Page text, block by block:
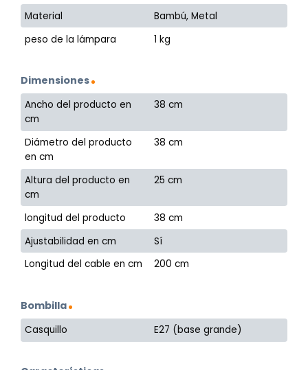
Material
Bambú, Metal
peso de la lámpara
1 kg
Dimensiones
Ancho del producto en
cm
38 cm
Diámetro del producto
en cm
38 cm
Altura del producto en
cm
25 cm
longitud del producto
38 cm
Ajustabilidad en cm
Sí
Longitud del cable en cm
200 cm
Bombilla
Casquillo E27 (base grande)